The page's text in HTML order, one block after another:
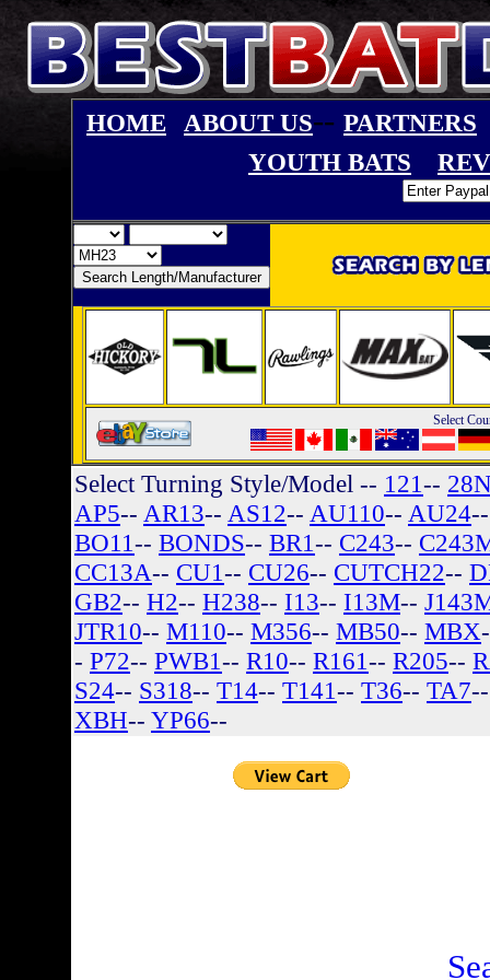
HOME ABOUT US-- PARTNERS
YOUTH BATS
Select
Select Turning Style/Model -- 121--
AP5-- AR13-- AS12-- AU110-- AU24
BO11-- BONDS-- BR1-- C243--
CC13A-- CU1-- CU26-- CUTCH22--
GB2-- H2-- H238-- I13-- I13M--
JTR10-- M110-- M356-- MB50-- MBX
- P72-- PWB1-- R10-- R161-- R205--
S24-- S318-- T14-- T141-- T36-- TA7
XBH-- YP66--